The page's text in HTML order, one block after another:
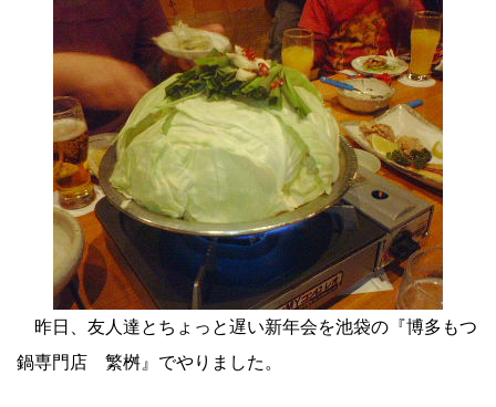
昨日、友人達とちょっと遅い新年会を池袋の『博多もつ
鍋専門店 繁桝』でやりました。